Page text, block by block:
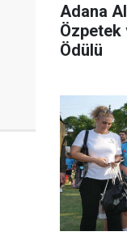
Adana
Özpetek
Ödülü